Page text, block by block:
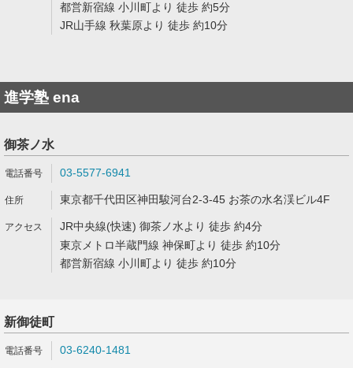
都営新宿線 小川町より 徒歩 約5分
JR山手線 秋葉原より 徒歩 約10分
進学塾 ena
御茶ノ水
03-5577-6941
東京都千代田区神田駿河台2-3-45 お茶の水名渓ビル4F
JR中央線(快速) 御茶ノ水より 徒歩 約4分
東京メトロ半蔵門線 神保町より 徒歩 約10分
都営新宿線 小川町より 徒歩 約10分
新御徒町
03-6240-1481